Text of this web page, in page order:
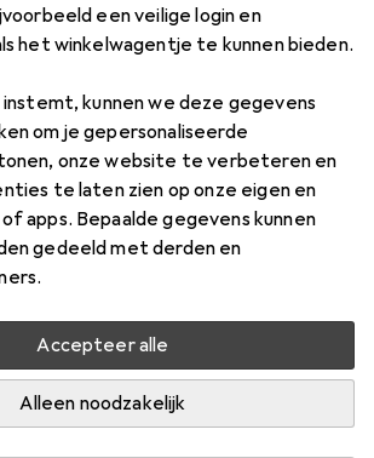
een veilige login en
het winkelwagentje te kunnen bieden.
kunnen we deze gegevens
om je gepersonaliseerde
onze website te verbeteren en
te laten zien op onze eigen en
apps. Bepaalde gegevens kunnen
gedeeld met derden en
Accepteer alle
Alleen noodzakelijk
opladen
BTW
vr, 14-8 en di, 18-8
op voorraad bij leverancier
als dit product eerder beschikbaar is